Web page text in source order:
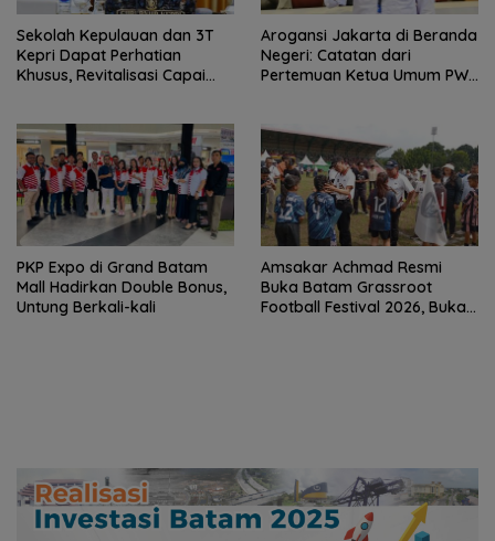
Sekolah Kepulauan dan 3T
Kepri Dapat Perhatian
Khusus, Revitalisasi Capai
Arogansi Jakarta di Beranda
Negeri: Catatan dari
Pertemuan Ketua Umum PWI
PKP Expo di Grand Batam
Mall Hadirkan Double Bonus,
Untung Berkali-kali
Amsakar Achmad Resmi
Buka Batam Grassroot
Football Festival 2026, Buka